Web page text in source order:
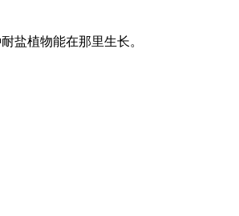
盐植物能在那里生长。